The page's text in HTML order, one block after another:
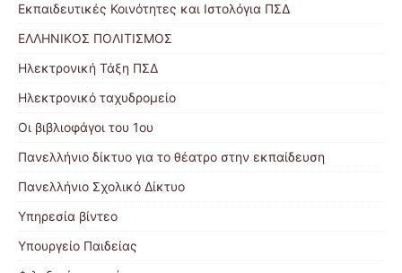
Εκπαιδευτικές Κοινότητες και Ιστολόγια ΠΣΔ
ΕΛΛΗΝΙΚΟΣ ΠΟΛΙΤΙΣΜΟΣ
Ηλεκτρονική Τάξη ΠΣΔ
Ηλεκτρονικό ταχυδρομείο
Οι βιβλιοφάγοι του 1ου
Πανελλήνιο δίκτυο για το θέατρο στην εκπαίδευση
Πανελλήνιο Σχολικό Δίκτυο
Υπηρεσία βίντεο
Υπουργείο Παιδείας